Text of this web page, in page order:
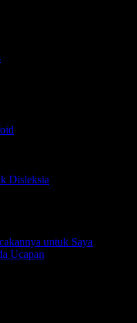
Disleksia
untuk Saya
Ucapan